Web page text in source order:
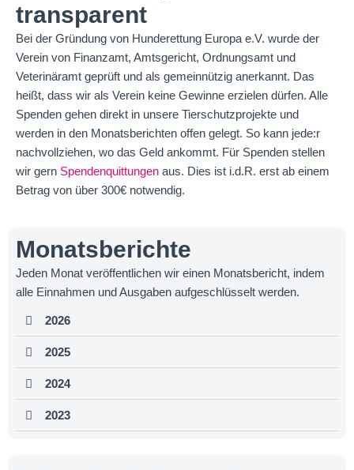
transparent
Bei der Gründung von Hunderettung Europa e.V. wurde der
Verein von Finanzamt, Amtsgericht, Ordnungsamt und
Veterinäramt geprüft und als gemeinnützig anerkannt. Das
heißt, dass wir als Verein keine Gewinne erzielen dürfen. Alle
Spenden gehen direkt in unsere Tierschutzprojekte und
werden in den Monatsberichten offen gelegt. So kann jede:r
nachvollziehen, wo das Geld ankommt. Für Spenden stellen
wir gern Spendenquittungen aus. Dies ist i.d.R. erst ab einem
Betrag von über 300€ notwendig.
Monatsberichte
Jeden Monat veröffentlichen wir einen Monatsbericht, indem
alle Einnahmen und Ausgaben aufgeschlüsselt werden.
2026
2025
2024
2023